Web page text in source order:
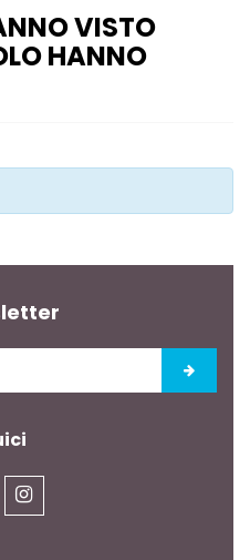
VISTO
HANNO